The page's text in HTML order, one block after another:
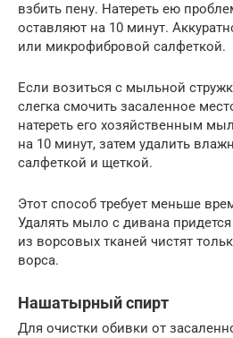
взбить пену. Натереть ею
оставляют на 10 минут.
или микрофибровой салфеткой.
Если возиться с мыльной
слегка смочить засаленное
натереть его хозяйственным
на 10 минут, затем удалить
салфеткой и щеткой.
Этот способ требует меньше
Удалять мыло с дивана
из ворсовых тканей чистят
ворса.
Нашатырный спирт
Для очистки обивки от